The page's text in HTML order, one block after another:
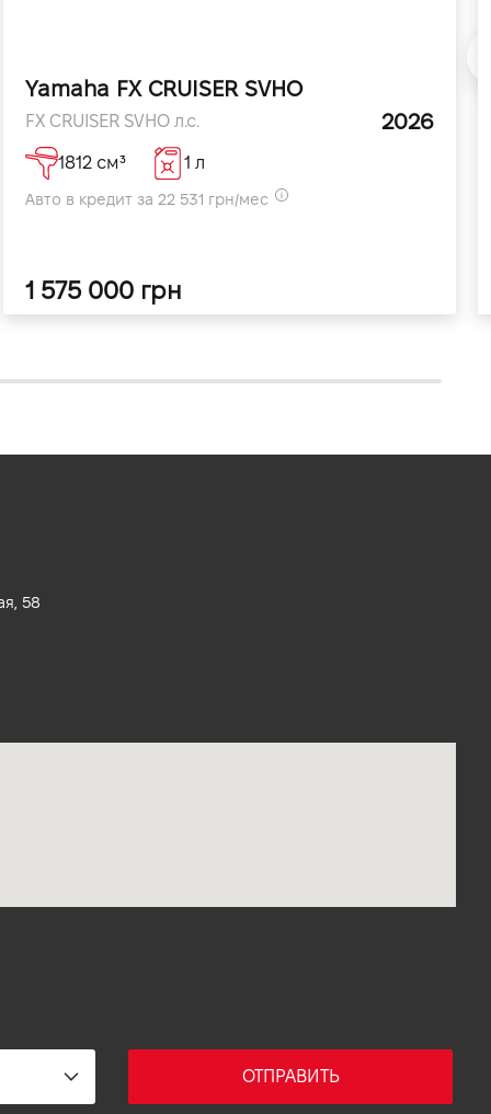
Yamaha FX CRUISER SVHO
FX CRUISER SVHO л.с. 2026
1812 см³ 1 л
Авто в кредит за 22 531 грн/мес
1 575 000 грн
58
ОТПРАВИТЬ